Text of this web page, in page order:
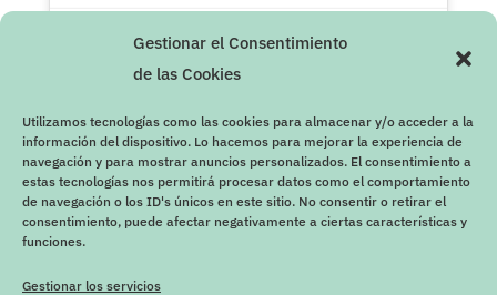
Gestionar el Consentimiento
de las Cookies
Utilizamos tecnologías como las cookies para almacenar y/o acceder a la
información del dispositivo. Lo hacemos para mejorar la experiencia de
navegación y para mostrar anuncios personalizados. El consentimiento a
estas tecnologías nos permitirá procesar datos como el comportamiento
de navegación o los ID's únicos en este sitio. No consentir o retirar el
consentimiento, puede afectar negativamente a ciertas características y
funciones.
Gestionar los servicios